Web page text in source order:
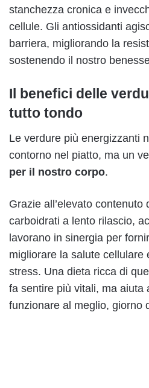
stanchezza cronica e
cellule. Gli antiossidanti
barriera, migliorando la
sostenendo il nostro
Il benefici delle
tutto tondo
Le verdure più energizzanti
contorno nel piatto, ma un
per il nostro corpo.
Grazie all’elevato contenuto
carboidrati a lento rilascio,
lavorano in sinergia per
migliorare la salute cellulare
stress. Una dieta ricca di
fa sentire più vitali, ma aiuta
funzionare al meglio, giorno